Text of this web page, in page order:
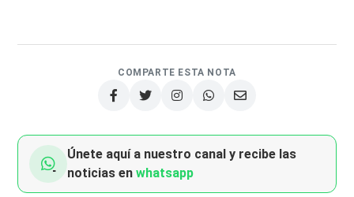
COMPARTE ESTA NOTA
Únete aquí a nuestro canal y recibe las
noticias enwhatsapp